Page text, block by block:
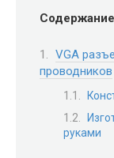
Содержание
VGA
проводников
руками